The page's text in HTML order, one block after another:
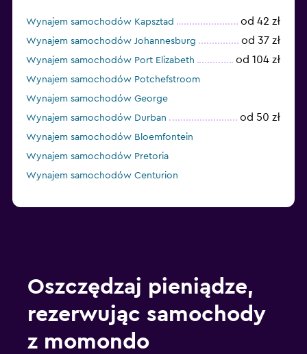
Wynajem samochodów Kapsztad od 42 zł
Wynajem samochodów Johannesburg od 37 zł
Wynajem samochodów Port Elizabeth od 104 zł
Wynajem samochodów Potchefstroom
Wynajem samochodów George
Wynajem samochodów Durban
od 50 zł
Wynajem samochodów Bloemfontein
Wynajem samochodów Pretoria
Wynajem samochodów Centurion
Oszczędzaj pieniądze,
rezerwując samochody
z momondo